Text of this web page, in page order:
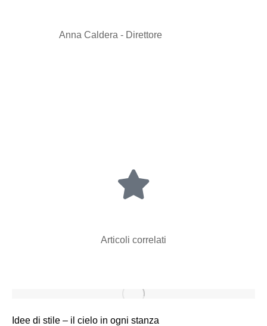
Anna Caldera - Direttore
Articoli correlati
Idee di stile – il cielo in ogni stanza